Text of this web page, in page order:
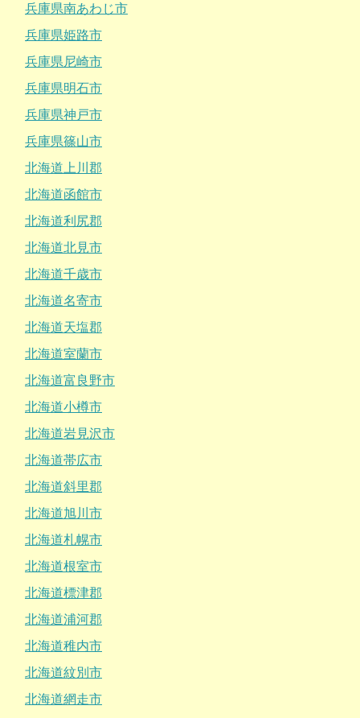
兵庫県南あわじ市
兵庫県姫路市
兵庫県尼崎市
兵庫県明石市
兵庫県神戸市
兵庫県篠山市
北海道上川郡
北海道函館市
北海道利尻郡
北海道北見市
北海道千歳市
北海道名寄市
北海道天塩郡
北海道室蘭市
北海道富良野市
北海道小樽市
北海道岩見沢市
北海道帯広市
北海道斜里郡
北海道旭川市
北海道札幌市
北海道根室市
北海道標津郡
北海道浦河郡
北海道稚内市
北海道紋別市
北海道網走市